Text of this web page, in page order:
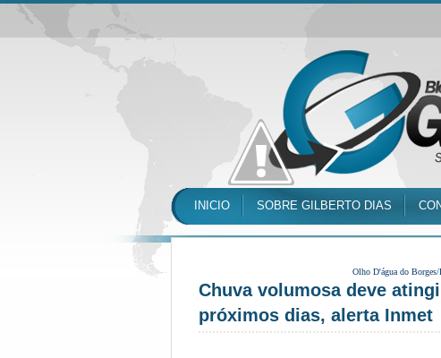
INICIO SOBRE GILBERTO DIAS
Olho D'água do
Chuva volumosa deve
próximos dias, alerta Inmet